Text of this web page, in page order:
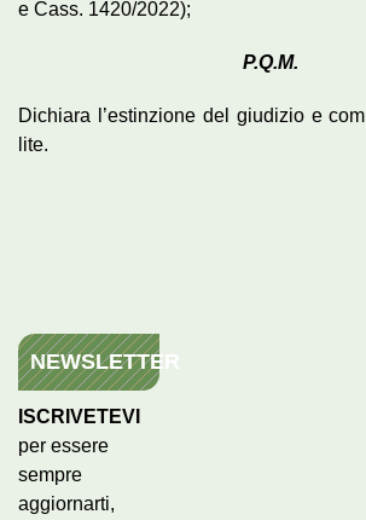
e Cass. 1420/2022);
P.Q.M.
Dichiara l’estinzione del giudizio e
lite.
NEWSLETTER
ISCRIVETEVI
per essere
sempre
aggiornarti,